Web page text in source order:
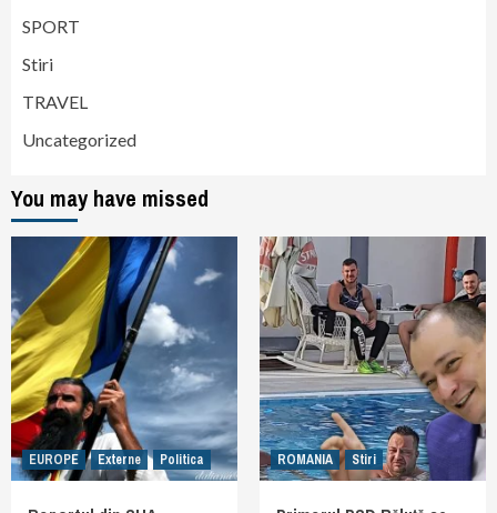
SPORT
Stiri
TRAVEL
Uncategorized
You may have missed
EUROPE Externe Politica ROMANIA Stiri